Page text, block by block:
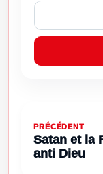
PRÉCÉDENT
Satan et la
anti Dieu